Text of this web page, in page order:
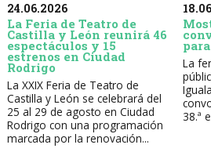
24.06.2026
La Feria de Teatro de
Castilla y León reunirá 46
espectáculos y 15
estrenos en Ciudad
Rodrigo
La XXIX Feria de Teatro de
Castilla y León se celebrará del
25 al 29 de agosto en Ciudad
Rodrigo con una programación
marcada por la renovación...
La
38.ª